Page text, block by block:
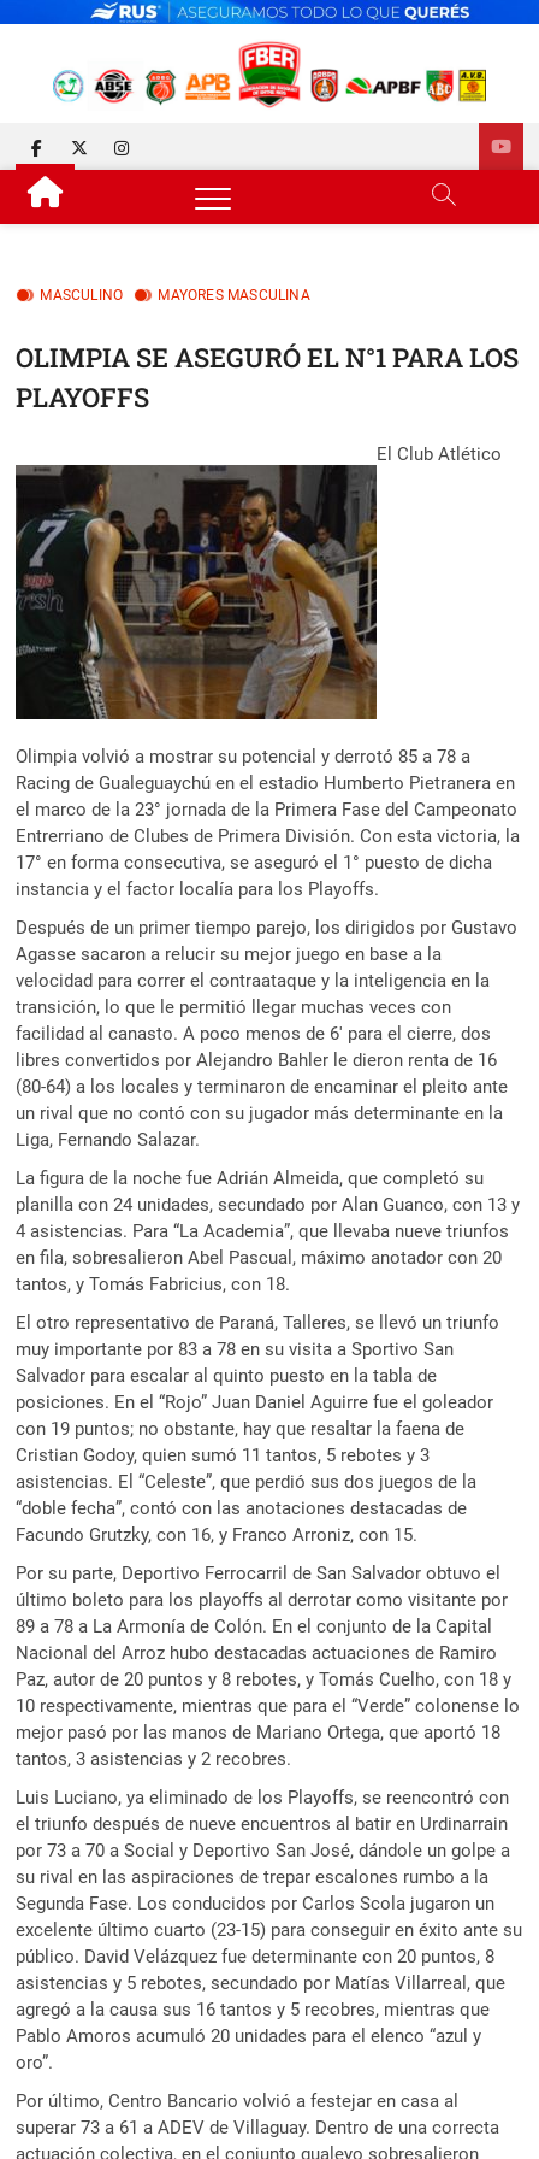
FEDERACIÓN DE BÁSQUET
DE ENTRE RÍOS
facebook
twitterinstagram
MASCULINO MAYORES MASCULINA
OLIMPIA SE ASEGURÓ EL N°1 PARA LOS
PLAYOFFS
El Club Atlético
Olimpia volvió a mostrar su potencial y derrotó 85 a 78 a
Racing de Gualeguaychú en el estadio Humberto Pietranera en
el marco de la 23° jornada de la Primera Fase del Campeonato
Entrerriano de Clubes de Primera División. Con esta victoria, la
17° en forma consecutiva, se aseguró el 1° puesto de dicha
instancia y el factor localía para los Playoffs.
Después de un primer tiempo parejo, los dirigidos por Gustavo
Agasse sacaron a relucir su mejor juego en base a la
velocidad para correr el contraataque y la inteligencia en la
transición, lo que le permitió llegar muchas veces con
facilidad al canasto. A poco menos de 6′ para el cierre, dos
libres convertidos por Alejandro Bahler le dieron renta de 16
(80-64) a los locales y terminaron de encaminar el pleito ante
un rival que no contó con su jugador más determinante en la
Liga, Fernando Salazar.
La figura de la noche fue Adrián Almeida, que completó su
planilla con 24 unidades, secundado por Alan Guanco, con 13 y
4 asistencias. Para “La Academia”, que llevaba nueve triunfos
en fila, sobresalieron Abel Pascual, máximo anotador con 20
tantos, y Tomás Fabricius, con 18.
El otro representativo de Paraná, Talleres, se llevó un triunfo
muy importante por 83 a 78 en su visita a Sportivo San
Salvador para escalar al quinto puesto en la tabla de
posiciones. En el “Rojo” Juan Daniel Aguirre fue el goleador
con 19 puntos; no obstante, hay que resaltar la faena de
Cristian Godoy, quien sumó 11 tantos, 5 rebotes y 3
asistencias. El “Celeste”, que perdió sus dos juegos de la
“doble fecha”, contó con las anotaciones destacadas de
Facundo Grutzky, con 16, y Franco Arroniz, con 15.
Por su parte, Deportivo Ferrocarril de San Salvador obtuvo el
último boleto para los playoffs al derrotar como visitante por
89 a 78 a La Armonía de Colón. En el conjunto de la Capital
Nacional del Arroz hubo destacadas actuaciones de Ramiro
Paz, autor de 20 puntos y 8 rebotes, y Tomás Cuelho, con 18 y
10 respectivamente, mientras que para el “Verde” colonense lo
mejor pasó por las manos de Mariano Ortega, que aportó 18
tantos, 3 asistencias y 2 recobres.
Luis Luciano, ya eliminado de los Playoffs, se reencontró con
el triunfo después de nueve encuentros al batir en Urdinarrain
por 73 a 70 a Social y Deportivo San José, dándole un golpe a
su rival en las aspiraciones de trepar escalones rumbo a la
Segunda Fase. Los conducidos por Carlos Scola jugaron un
excelente último cuarto (23-15) para conseguir en éxito ante su
público. David Velázquez fue determinante con 20 puntos, 8
asistencias y 5 rebotes, secundado por Matías Villarreal, que
agregó a la causa sus 16 tantos y 5 recobres, mientras que
Pablo Amoros acumuló 20 unidades para el elenco “azul y
oro”.
Por último, Centro Bancario volvió a festejar en casa al
superar 73 a 61 a ADEV de Villaguay. Dentro de una correcta
actuación colectiva, en el conjunto gualeyo sobresalieron